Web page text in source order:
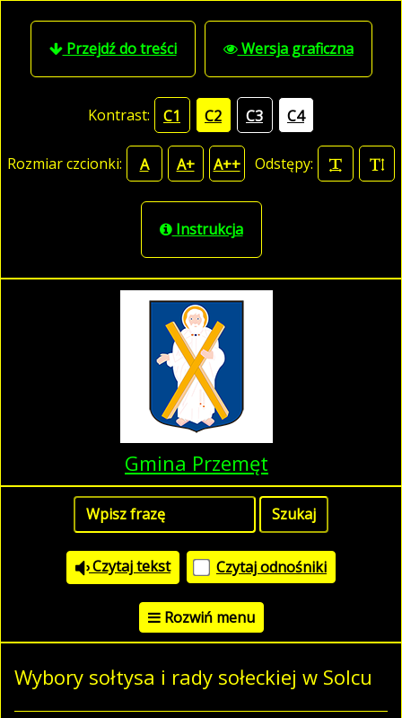
Przejdź do treści Wersja graficzna
Kontrast: C1 C2 C3 C4
Rozmiar czcionki: A A+ A++ Odstępy:
Instrukcja
Gmina Przemęt
Czytaj tekst Czytaj odnośniki
Rozwiń menu
Wybory sołtysa i rady sołeckiej w Solcu